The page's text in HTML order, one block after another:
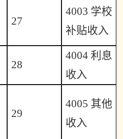
27
4003 学校
补贴收入
28
4004利息
收入
29
4005 其他
收入